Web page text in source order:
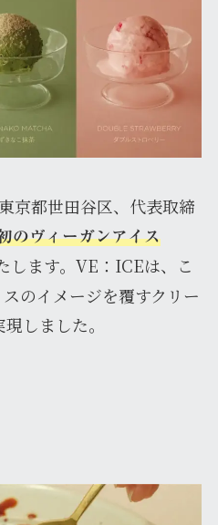
京都世田谷区、代表取締
のヴィーガンアイス
します。VE：ICEは、こ
のイメージを覆すクリー
しました。